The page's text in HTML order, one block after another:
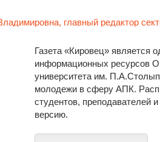
главный редактор
Газета «Кировец» является
информационных ресурсов
университета им.
молодежи в сферу АПК.
студентов, преподавателей
версию.